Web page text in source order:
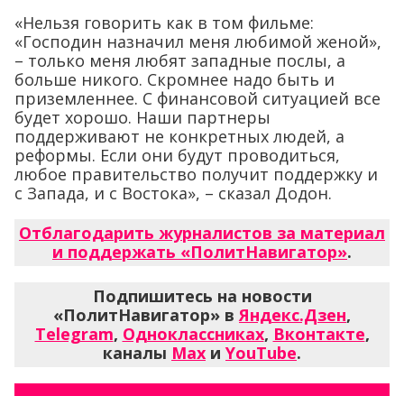
«Нельзя говорить как в том фильме:
«Господин назначил меня любимой женой»,
– только меня любят западные послы, а
больше никого. Скромнее надо быть и
приземленнее. С финансовой ситуацией все
будет хорошо. Наши партнеры
поддерживают не конкретных людей, а
реформы. Если они будут проводиться,
любое правительство получит поддержку и
с Запада, и с Востока», – сказал Додон.
Отблагодарить журналистов за материал
и поддержать «ПолитНавигатор».
Подпишитесь на новости
«ПолитНавигатор» вЯндекс.Дзен,
Telegram, Одноклассниках, Вконтакте,
каналы Max и YouTube.